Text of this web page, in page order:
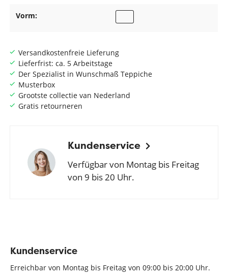
Versandkostenfreie Lieferung
Lieferfrist: ca. 5 Arbeitstage
Der Spezialist in Wunschmaß Teppiche
Musterbox
Grootste collectie van Nederland
Gratis retourneren
Kundenservice
Verfügbar von Montag bis Freitag
von 9 bis 20 Uhr.
Vorm:
Kundenservice
Erreichbar von Montag bis Freitag von 09:00 bis 20:00 Uhr.